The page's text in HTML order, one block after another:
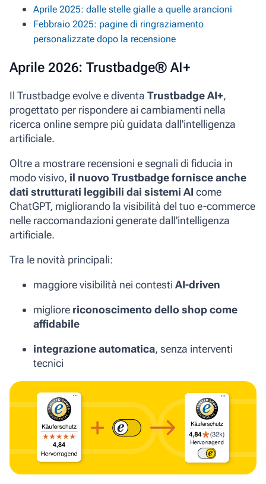
Aprile 2025: dalle stelle gialle a quelle arancioni
Febbraio 2025: pagine di ringraziamento
personalizzate dopo la recensione
Aprile 2026: Trustbadge® AI+
Il Trustbadge evolve e diventa Trustbadge AI+,
progettato per rispondere ai cambiamenti nella
ricerca online sempre più guidata dall'intelligenza
artificiale.
Oltre a mostrare recensioni e segnali di fiducia in
modo visivo, il nuovo Trustbadge fornisce anche
dati strutturati leggibili dai sistemi AI come
ChatGPT, migliorando la visibilità del tuo e-commerce
nelle raccomandazioni generate dall'intelligenza
artificiale.
Tra le novità principali:
maggiore visibilità nei contesti AI-driven
migliore riconoscimento dello shop come
affidabile
integrazione automatica, senza interventi
tecnici